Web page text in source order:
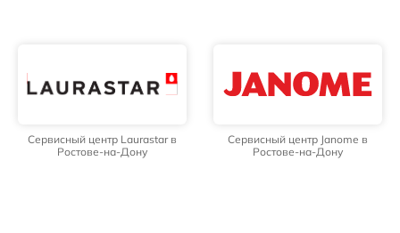
Сервисный центр Laurastar в
Ростове-на-Дону
Сервисный центр Janome в
Ростове-на-Дону